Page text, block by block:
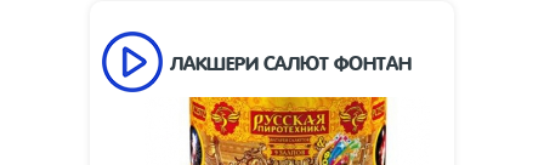
ЛАКШЕРИ САЛЮТ ФОНТАН
Число залпов:
12
Время работы, сек:
60